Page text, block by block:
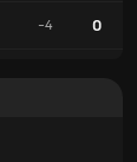
-4 0